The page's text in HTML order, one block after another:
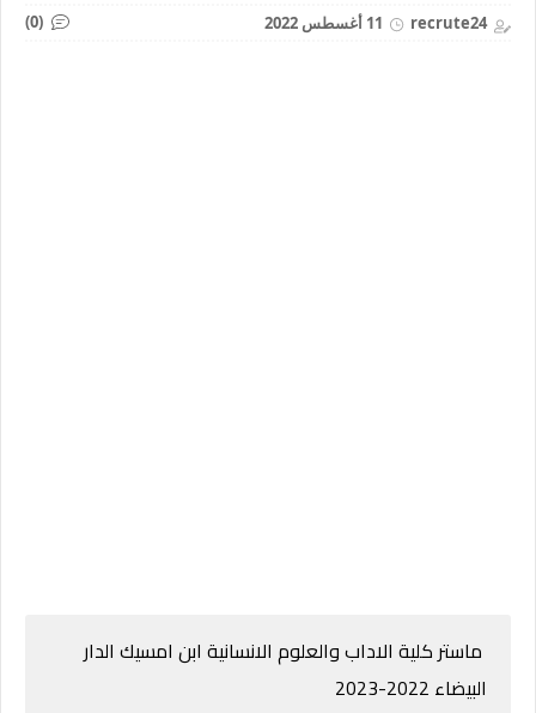
recrute24 11 أغسطس 2022 (0)
ماستر كلية الاداب والعلوم الانسانية ابن امسيك الدار
البيضاء 2022-2023